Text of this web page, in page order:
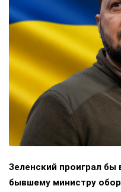
Зеленский проиграл
бывшему министру